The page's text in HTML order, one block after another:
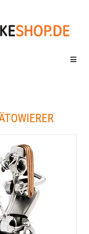
Menü